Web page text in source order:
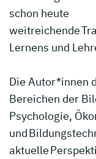
schon heute
weitreichende
Lernens und
Die Autor*innen
Bereichen der
Psychologie,
und
aktuelle